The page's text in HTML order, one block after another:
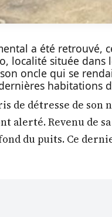
a été retrouvé,
localité située dans
oncle qui se
habitations
de détresse de son
alerté. Revenu de
du puits. Ce